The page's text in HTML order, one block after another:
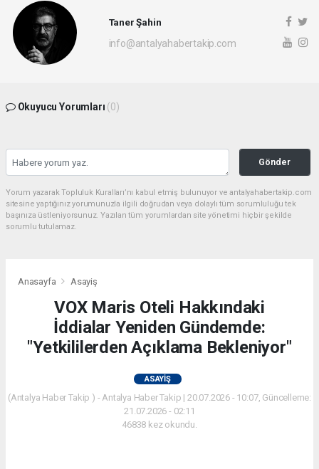
Taner Şahin
info@antalyahabertakip.com
Okuyucu Yorumları (0)
Gönder
Yorum yazarak Topluluk Kuralları’nı kabul etmiş bulunuyor ve antalyahabertakip.com
sitesine yaptığınız yorumunuzla ilgili doğrudan veya dolaylı tüm sorumluluğu tek
başınıza üstleniyorsunuz. Yazılan tüm yorumlardan site yönetimi hiçbir şekilde
sorumlu tutulamaz.
Anasayfa Asayiş
VOX Maris Oteli Hakkındaki
İddialar Yeniden Gündemde:
"Yetkililerden Açıklama Bekleniyor"
ASAYIŞ
(Antalya Haber Takip ) - Antalya Haber Takip | 20.07.2026 - 10:07, Güncelleme:
21.07.2026 - 02:11
46838 kez okundu.